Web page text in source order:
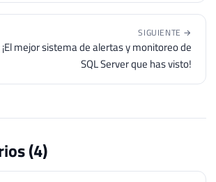
SIGUIENTE →
mejor sistema de alertas y monitoreo de
SQL Server que has visto!
(4)